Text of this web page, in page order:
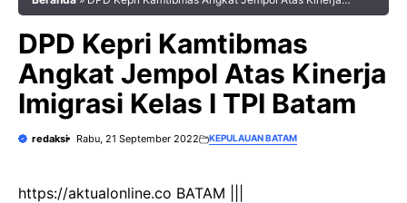
DPD Kepri Kamtibmas
Angkat Jempol Atas Kinerja
Imigrasi Kelas I TPI Batam
redaksi Rabu, 21 September 2022 KEPULAUAN BATAM
https://aktualonline.co BATAM |||